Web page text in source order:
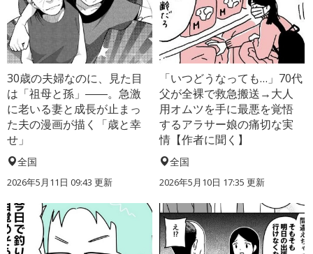
30歳の夫婦なのに、見た目
は「祖母と孫」――。急激
に老いる妻と成長が止まっ
た夫の漫画が描く「歳と幸
せ」
全国
2026年5月11日 09:43 更新
「いつどうなっても…」70代
父が全裸で救急搬送→大人
用オムツを手に最悪を覚悟
するアラサー娘の痛切な実
情【作者に聞く】
全国
2026年5月10日 17:35 更新